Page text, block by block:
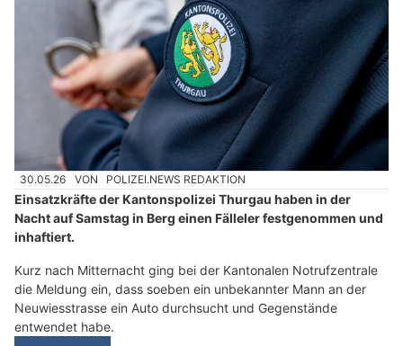
30.05.26 VON POLIZEI.NEWS REDAKTION
Einsatzkräfte der Kantonspolizei Thurgau haben in der
Nacht auf Samstag in Berg einen Fälleler festgenommen und
inhaftiert.
Kurz nach Mitternacht ging bei der Kantonalen Notrufzentrale
die Meldung ein, dass soeben ein unbekannter Mann an der
Neuwiesstrasse ein Auto durchsucht und Gegenstände
entwendet habe.